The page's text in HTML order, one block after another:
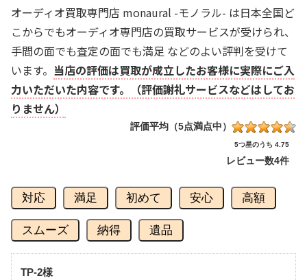
オーディオ買取専門店 monaural -モノラル- は日本全国ど
こからでもオーディオ専門店の買取サービスが受けられ、
手間の面でも査定の面でも満足 などのよい評判を受けて
います。 当店の評価は買取が成立したお客様に実際にご入
力いただいた内容です。（評価謝礼サービスなどはしてお
りません）
評価平均（5点満点中）
5つ星のうち 4.75
レビュー数4件
対応 満足 初めて 安心 高額
スムーズ 納得 遺品
TP-2様